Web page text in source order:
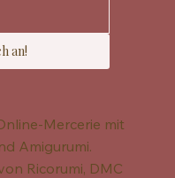
an!
Mercerie mit
Amigurumi.
Ricorumi, DMC